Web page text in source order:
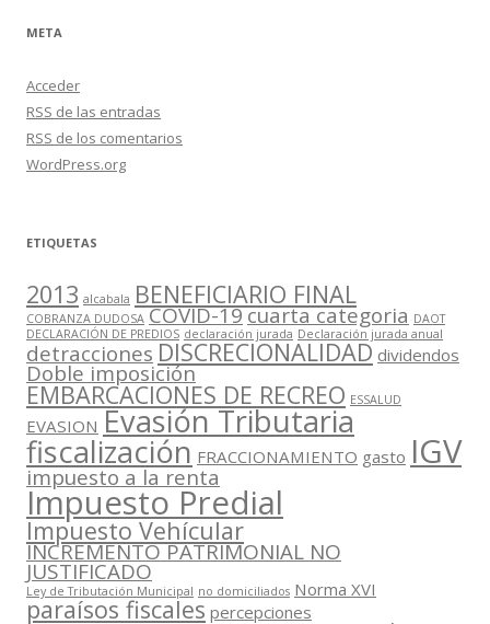
META
Acceder
RSS de las entradas
RSS de los comentarios
WordPress.org
ETIQUETAS
2013 alcabala BENEFICIARIO FINAL
COBRANZA DUDOSA COVID-19cuarta categoria DAOT
DECLARACIÓN DE PREDIOS declaración jurada Declaración jurada anual
detracciones DISCRECIONALIDAD dividendos
Doble imposición
EMBARCACIONES DE RECREO ESSALUD
EVASION Evasión Tributaria
fiscalización FRACCIONAMIENTO gasto IGV
impuesto a la renta
Impuesto Predial
Impuesto Vehícular
INCREMENTO PATRIMONIAL NO
JUSTIFICADO
Ley de Tributación Municipal no domiciliados Norma XVI
paraísos fiscales percepciones